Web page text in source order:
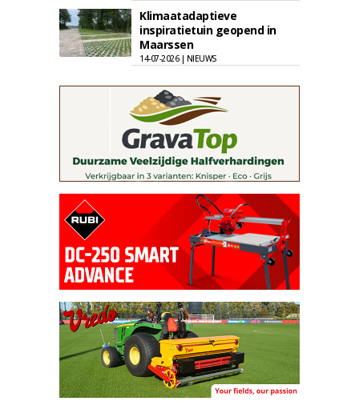
Klimaatadaptieve
inspiratietuin geopend in
Maarssen
14-07-2026 | NIEUWS